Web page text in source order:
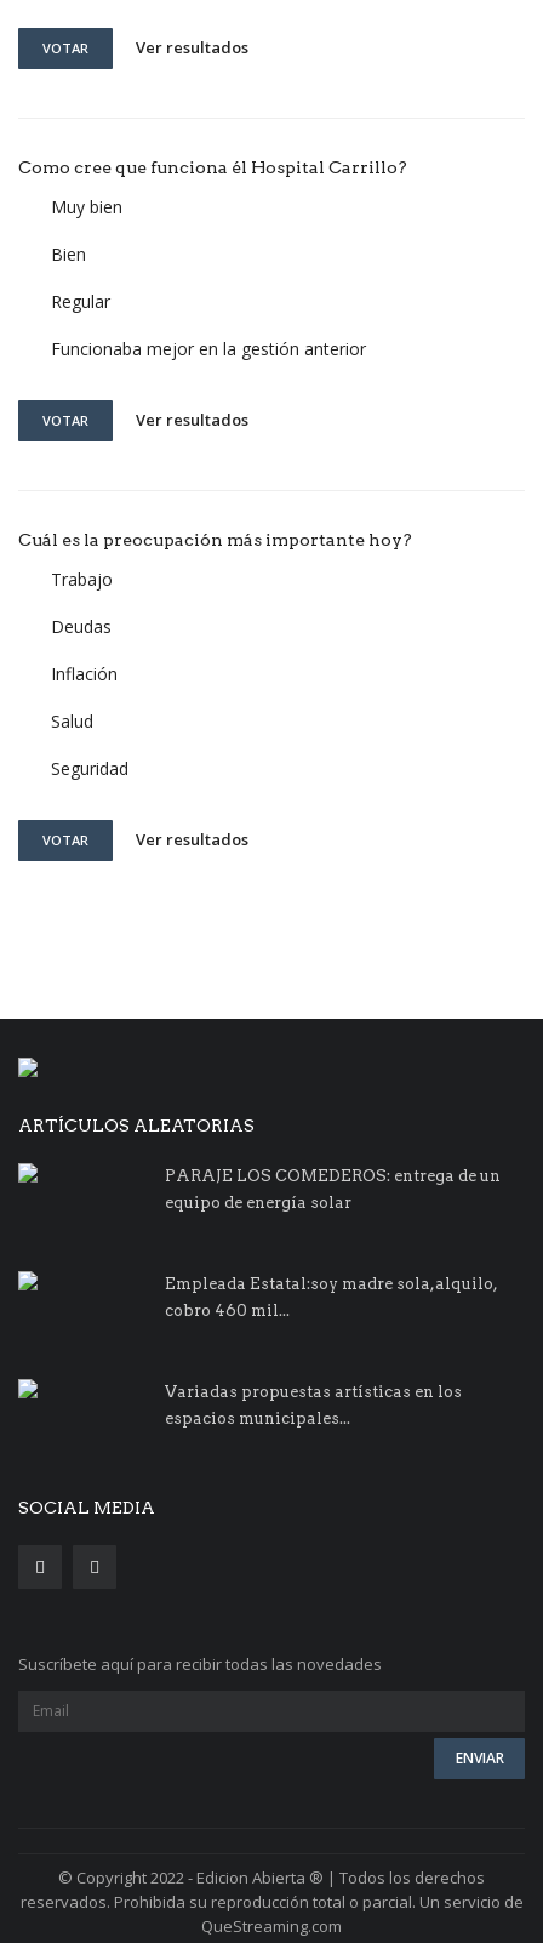
VOTAR Ver resultados
Como cree que funciona él Hospital Carrillo?
Muy bien
Bien
Regular
Funcionaba mejor en la gestión anterior
VOTAR Ver resultados
Cuál es la preocupación más importante hoy?
Trabajo
Deudas
Inflación
Salud
Seguridad
VOTAR Ver resultados
ARTÍCULOS ALEATORIAS
PARAJE LOS COMEDEROS: entrega de un
equipo de energía solar
Empleada Estatal:soy madre sola,alquilo,
cobro 460 mil...
Variadas propuestas artísticas en los
espacios municipales...
SOCIAL MEDIA
Suscríbete aquí para recibir todas las novedades
© Copyright 2022 - Edicion Abierta ® | Todos los derechos
reservados. Prohibida su reproducción total o parcial. Un servicio de
QueStreaming.com